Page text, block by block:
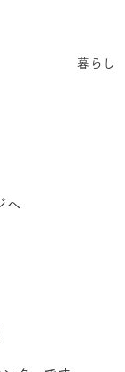
暮らし